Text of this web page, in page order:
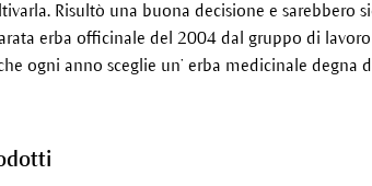
Risultò una buona decisione e sarebbero
erba officinale del 2004 dal gruppo di lavoro
ogni anno sceglie un’ erba medicinale degna